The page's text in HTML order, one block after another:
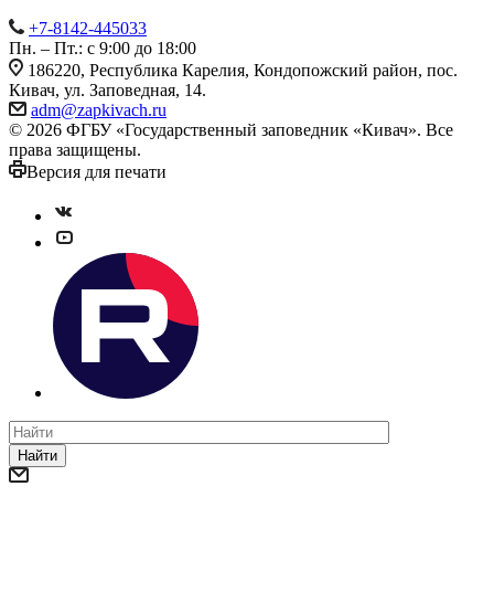
+7-8142-445033
Пн. – Пт.: с 9:00 до 18:00
186220, Республика Карелия, Кондопожский район, пос.
Кивач, ул. Заповедная, 14.
adm@zapkivach.ru
© 2026 ФГБУ «Государственный заповедник «Кивач». Все
права защищены.
Версия для печати
Найти